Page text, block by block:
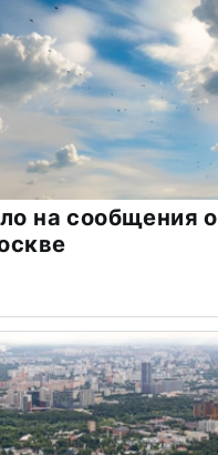
на сообщения о